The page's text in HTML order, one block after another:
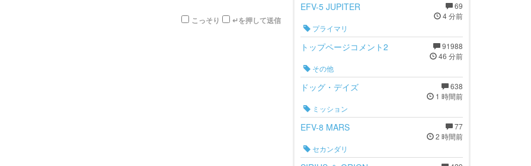
こっそり ↵を押して送信
69
4 分前
EFV-5 JUPITER
プライマリ
91988
46 分前
トップページコメント2
その他
638
1 時間前
ドッグ・デイズ
ミッション
77
2 時間前
EFV-8 MARS
セカンダリ